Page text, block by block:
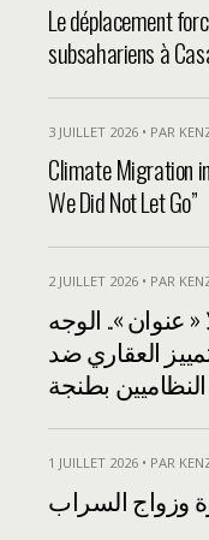
Le déplacement
subsahariens à
3 JUILLET 2026 • PAR
Climate Migration
We Did Not Let Go”
2 JUILLET 2026 • PAR
« عنوان ».. الوجه
العقاري ضد
بطنجة
1 JUILLET 2026 • PAR
وزواج السراب